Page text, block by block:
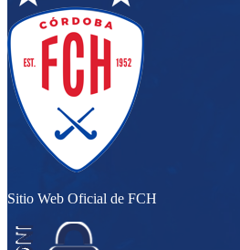
Sitio Web Oficial de FCH